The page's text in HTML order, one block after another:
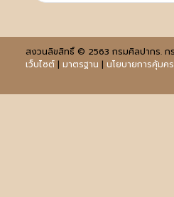
สงวนลิขสิทธิ์ © 2563 กรมศิลปากร. ก
เว็บไซต์| มาตรฐาน | นโยบายการคุ้ม